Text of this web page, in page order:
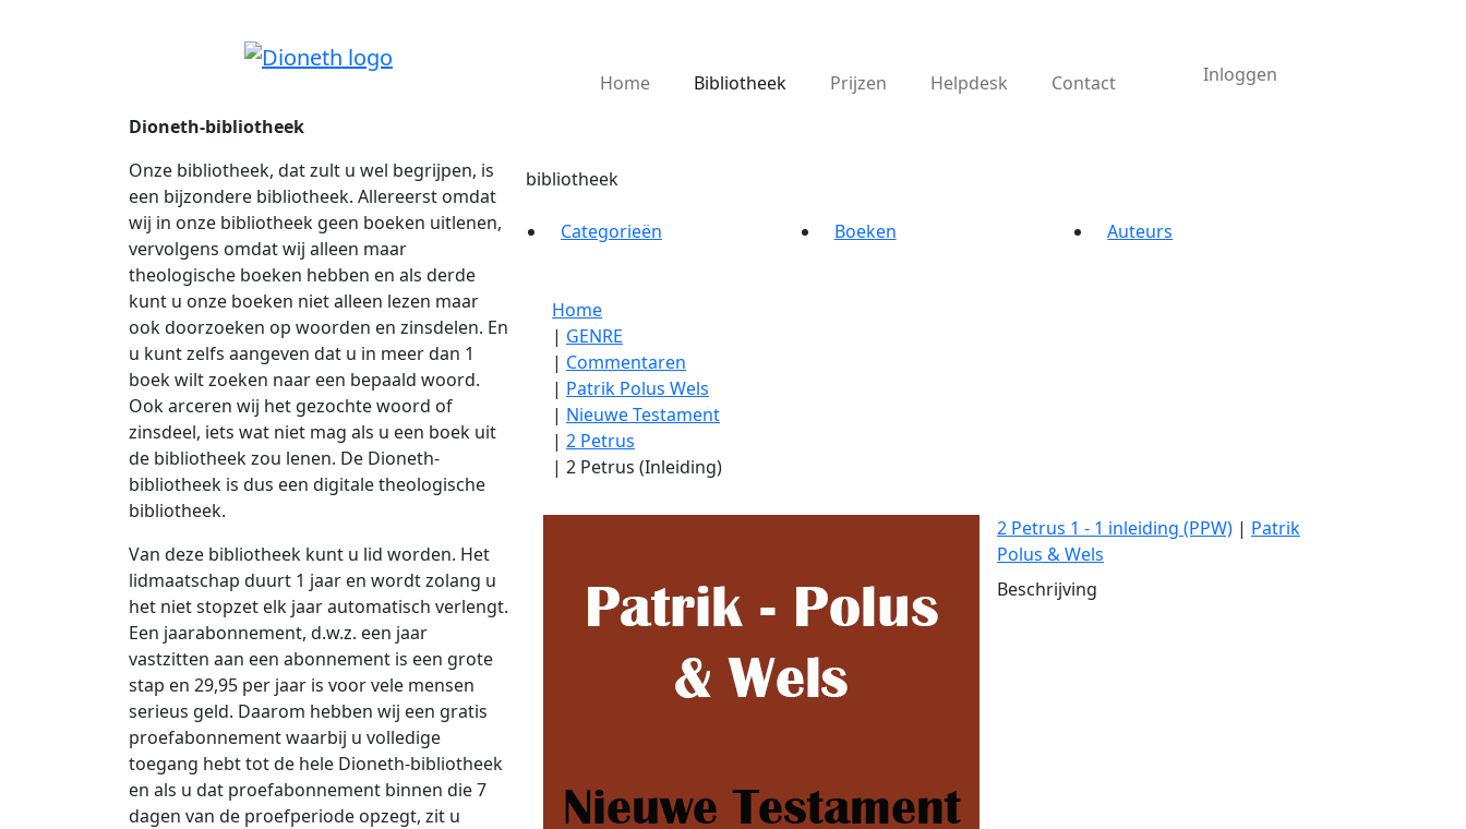
Home Bibliotheek Prijzen Helpdesk Contact Inloggen
Dioneth-bibliotheek
Onze bibliotheek, dat zult u wel begrijpen, is
een bijzondere bibliotheek. Allereerst omdat
wij in onze bibliotheek geen boeken uitlenen,
vervolgens omdat wij alleen maar
theologische boeken hebben en als derde
kunt u onze boeken niet alleen lezen maar
ook doorzoeken op woorden en zinsdelen. En
u kunt zelfs aangeven dat u in meer dan 1
boek wilt zoeken naar een bepaald woord.
Ook arceren wij het gezochte woord of
zinsdeel, iets wat niet mag als u een boek uit
de bibliotheek zou lenen. De Dioneth-
bibliotheek is dus een digitale theologische
bibliotheek.
Van deze bibliotheek kunt u lid worden. Het
lidmaatschap duurt 1 jaar en wordt zolang u
het niet stopzet elk jaar automatisch verlengt.
Een jaarabonnement, d.w.z. een jaar
vastzitten aan een abonnement is een grote
stap en 29,95 per jaar is voor vele mensen
serieus geld. Daarom hebben wij een gratis
proefabonnement waarbij u volledige
toegang hebt tot de hele Dioneth-bibliotheek
en als u dat proefabonnement binnen die 7
dagen van de proefperiode opzegt, zit u
bibliotheek
Categorieën Boeken Auteurs
Home
| GENRE
| Commentaren
| Patrik Polus Wels
| Nieuwe Testament
| 2 Petrus
| 2 Petrus (Inleiding)
2 Petrus 1 - 1 inleiding (PPW) | Patrik
Polus & Wels
Beschrijving